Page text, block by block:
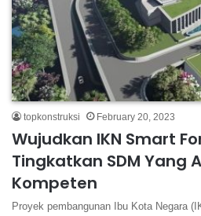
topkonstruksi February 20, 2023
Wujudkan IKN Smart
Tingkatkan SDM Yang
Kompeten
Proyek pembangunan Ibu Kota Negara